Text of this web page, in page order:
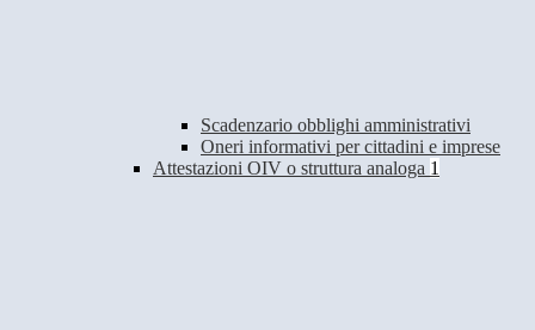
Scadenzario obblighi amministrativi
Oneri informativi per cittadini e imprese
Attestazioni OIV o struttura analoga 1